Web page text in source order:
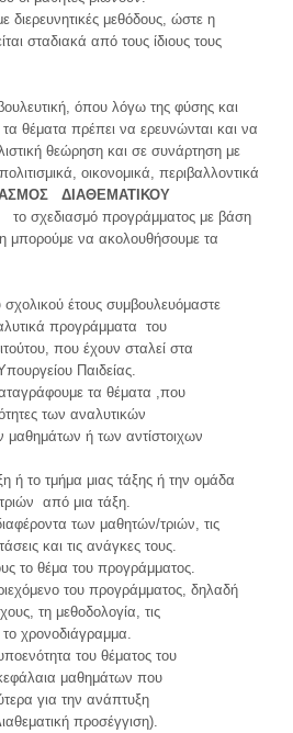
διερευνητικές μεθόδους, ώστε η
σταδιακά από τους ίδιους τους
όπου λόγω της φύσης και
θέματα πρέπει να ερευνώνται και να
θεώρηση και σε συνάρτηση με
οικονομικά, περιβαλλοντικά
ΔΙΑΘΕΜΑΤΙΚΟΥ
το σχεδιασμό προγράμματος με βάση
μπορούμε να ακολουθήσουμε τα
έτους συμβουλευόμαστε
προγράμματα του
που έχουν σταλεί στα
Παιδείας.
τα θέματα ,που
των αναλυτικών
ή των αντίστοιχων
ή το τμήμα μιας τάξης ή την ομάδα
από μια τάξη.
των μαθητών/τριών, τις
και τις ανάγκες τους.
το θέμα του προγράμματος.
του προγράμματος, δηλαδή
τη μεθοδολογία, τις
το χρονοδιάγραμμα.
του θέματος του
μαθημάτων που
για την ανάπτυξη
προσέγγιση).